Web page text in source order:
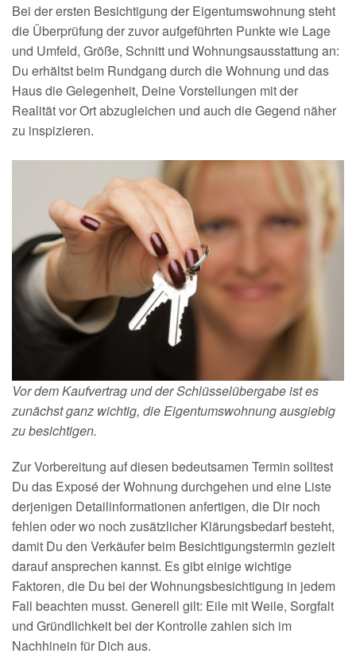
Bei der ersten Besichtigung der Eigentumswohnung steht
die Überprüfung der zuvor aufgeführten Punkte wie Lage
und Umfeld, Größe, Schnitt und Wohnungsausstattung an:
Du erhältst beim Rundgang durch die Wohnung und das
Haus die Gelegenheit, Deine Vorstellungen mit der
Realität vor Ort abzugleichen und auch die Gegend näher
zu inspizieren.
Vor dem Kaufvertrag und der Schlüsselübergabe ist es
zunächst ganz wichtig, die Eigentumswohnung ausgiebig
zu besichtigen.
Zur Vorbereitung auf diesen bedeutsamen Termin solltest
Du das Exposé der Wohnung durchgehen und eine Liste
derjenigen Detailinformationen anfertigen, die Dir noch
fehlen oder wo noch zusätzlicher Klärungsbedarf besteht,
damit Du den Verkäufer beim Besichtigungstermin gezielt
darauf ansprechen kannst. Es gibt einige wichtige
Faktoren, die Du bei der Wohnungsbesichtigung in jedem
Fall beachten musst. Generell gilt: Eile mit Weile, Sorgfalt
und Gründlichkeit bei der Kontrolle zahlen sich im
Nachhinein für Dich aus.